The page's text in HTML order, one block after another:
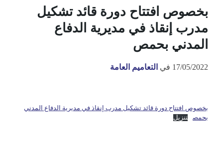
بخصوص افتتاح دورة قائد تشكيل
مدرب إنقاذ في مديرية الدفاع
المدني بحمص
17/05/2022 في التعاميم العامة
بخصوص افتتاح دورة قائد تشكيل مدرب إنقاذ في مديرية الدفاع المدني
بحمص
تنزيل